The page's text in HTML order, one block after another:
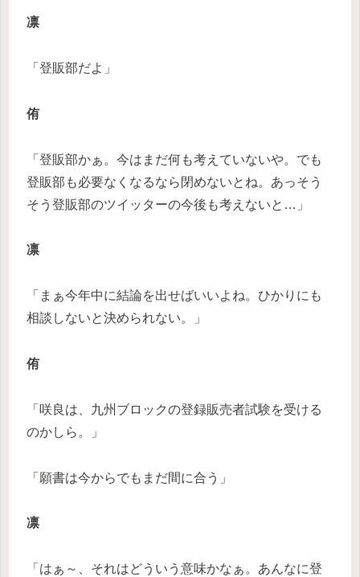
凛
「登販部だよ」
侑
「登販部かぁ。今はまだ何も考えていないや。でも
登販部も必要なくなるなら閉めないとね。あっそう
そう登販部のツイッターの今後も考えないと…」
凛
「まぁ今年中に結論を出せばいいよね。ひかりにも
相談しないと決められない。」
侑
「咲良は、九州ブロックの登録販売者試験を受ける
のかしら。」
「願書は今からでもまだ間に合う」
凛
「はぁ～、それはどういう意味かなぁ。あんなに登